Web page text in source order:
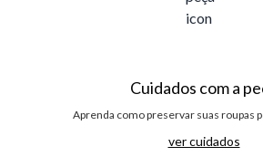
Cuidados com a
Aprenda como preservar suas roupas
ver cuidados